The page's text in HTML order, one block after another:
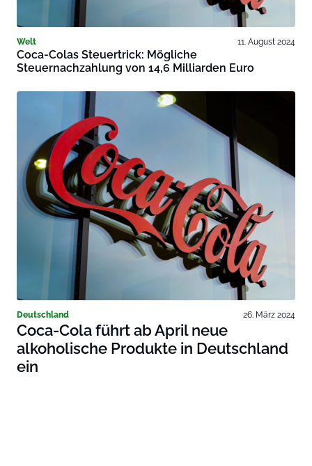
Welt 11. August 2024
Coca-Colas Steuertrick: Mögliche
Steuernachzahlung von 14,6 Milliarden Euro
Deutschland 26. März 2024
Coca-Cola führt ab April neue
alkoholische Produkte in Deutschland
ein